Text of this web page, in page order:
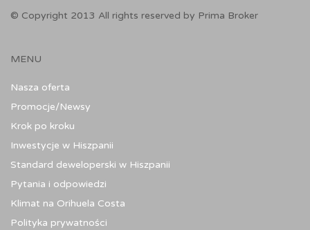
© Copyright 2013 All rights reserved by Prima Broker
MENU
Nasza oferta
Promocje/Newsy
Krok po kroku
Inwestycje w Hiszpanii
Standard deweloperski w Hiszpanii
Pytania i odpowiedzi
Klimat na Orihuela Costa
Polityka prywatności